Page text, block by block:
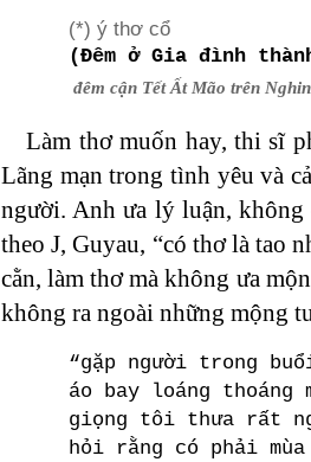
(*) ý thơ cổ
(Đêm ở Gia đình
đêm cận Tết Ất Mão trên
Làm thơ muốn hay, thi sĩ
Lãng mạn trong tình yêu và
người. Anh ưa lý luận,
theo J, Guyau, “có thơ là tao
cằn, làm thơ mà không ưa
không ra ngoài những mộng
“gặp người trong
áo bay loáng thoáng
giọng tôi thưa rất
hỏi rằng có phải mùa